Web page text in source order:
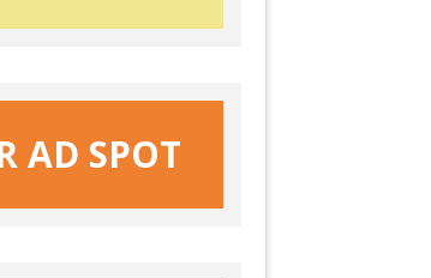
AD SPOT